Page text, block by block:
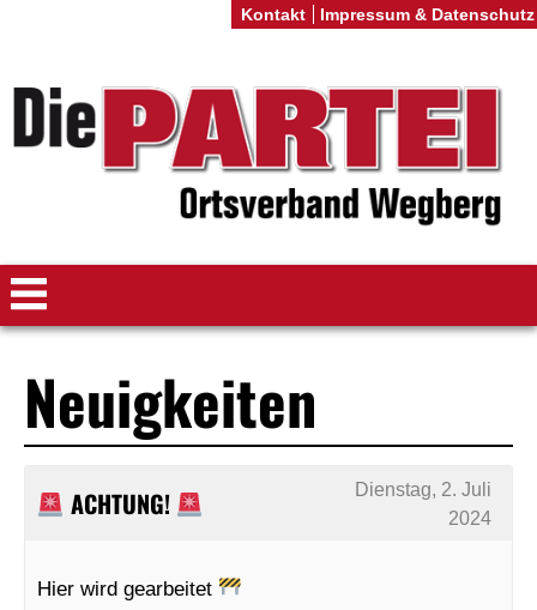
Neuigkeiten
ACHTUNG!
Dienstag, 2. Juli
2024
Hier wird gearbeitet
Kontakt Impressum & Datenschutz